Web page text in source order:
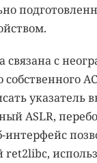
связана с
указатель
ASLR,
интерфейс
ret2libc,